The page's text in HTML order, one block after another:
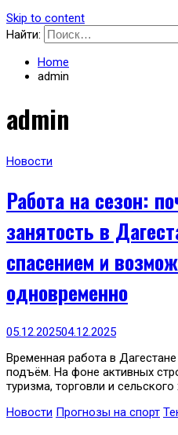
Skip to content
Найти:
Home
admin
admin
Новости
Работа на сезон:
занятость в
спасением и
одновременно
05.12.202504.12.2025
Временная работа в
подъём. На фоне активных
туризма, торговли и
Новости Прогнозы на спорт